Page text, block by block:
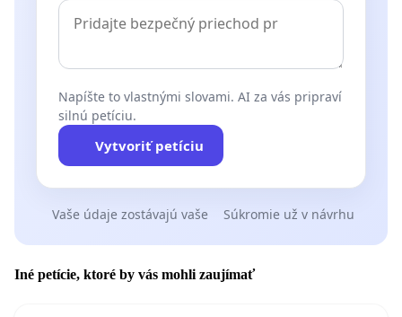
Napíšte to vlastnými slovami. AI za vás pripraví
silnú petíciu.
Vytvoriť petíciu
Vaše údaje zostávajú vaše Súkromie už v návrhu
Iné petície, ktoré by vás mohli zaujímať